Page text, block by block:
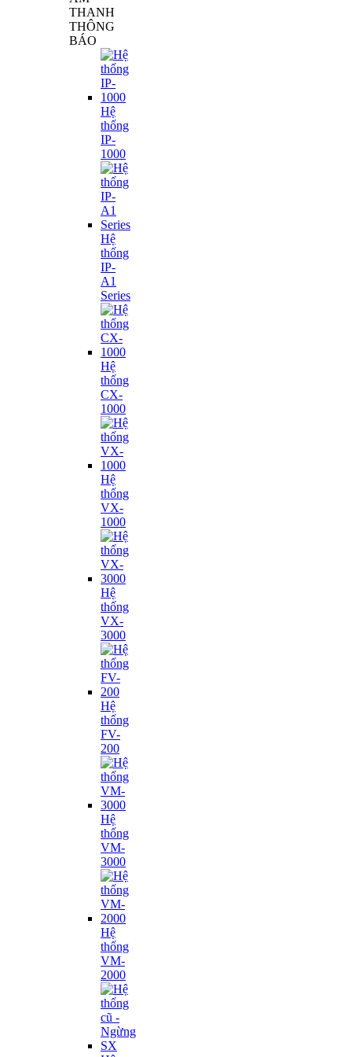
THANH
THÔNG
BÁO
Hệ
thống
IP-
1000
Hệ
thống
IP-
A1
Series
Hệ
thống
CX-
1000
Hệ
thống
VX-
1000
Hệ
thống
VX-
3000
Hệ
thống
FV-
200
Hệ
thống
VM-
3000
Hệ
thống
VM-
2000